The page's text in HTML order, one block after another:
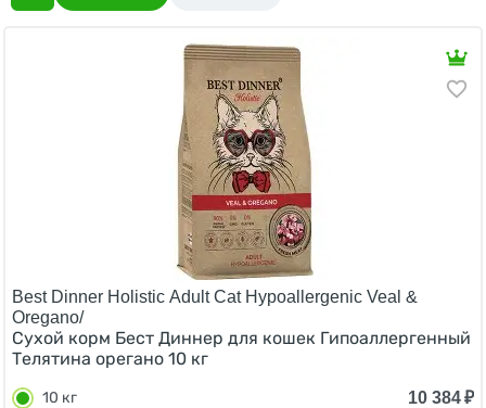
Best Dinner Holistic Adult Cat Hypoallergenic Veal &
Oregano/
Сухой корм Бест Диннер для кошек Гипоаллергенный
Телятина орегано 10 кг
10 кг 10 384₽